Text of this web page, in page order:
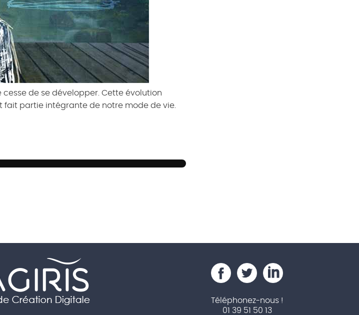
de se développer. Cette évolution
fait partie intégrante de notre mode de vie.
Téléphonez-nous !
01 39 51 50 13